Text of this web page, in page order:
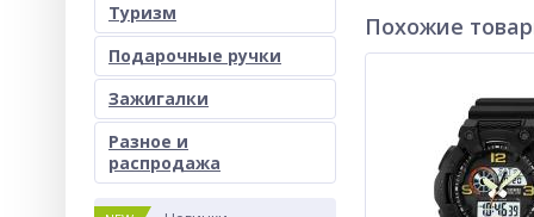
Туризм
Подарочные ручки
Зажигалки
Разное и
раcпродажа
Похожие